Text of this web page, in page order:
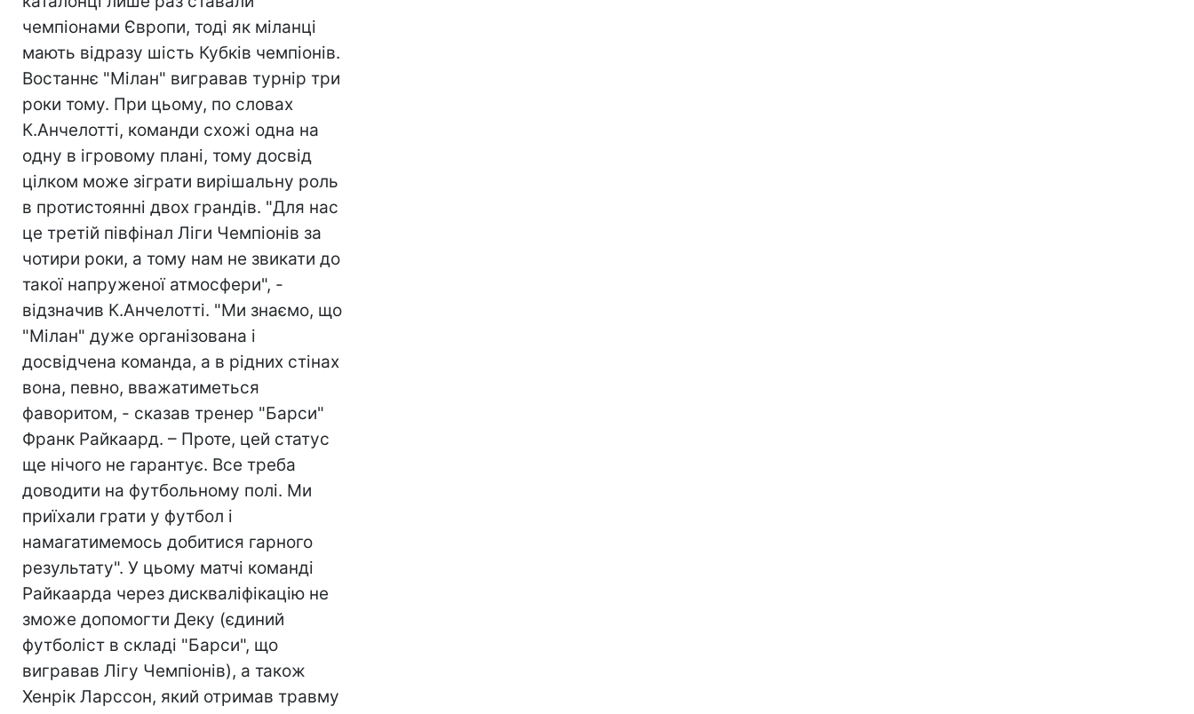
чемпіонами Європи, тоді як міланці
мають відразу шість Кубків чемпіонів.
Востаннє "Мілан" вигравав турнір три
роки тому. При цьому, по словах
К.Анчелотті, команди схожі одна на
одну в ігровому плані, тому досвід
цілком може зіграти вирішальну роль
в протистоянні двох грандів. "Для нас
це третій півфінал Ліги Чемпіонів за
чотири роки, а тому нам не звикати до
такої напруженої атмосфери", -
відзначив К.Анчелотті. "Ми знаємо, що
"Мілан" дуже організована і
досвідчена команда, а в рідних стінах
вона, певно, вважатиметься
фаворитом, - сказав тренер "Барси"
Франк Райкаард. – Проте, цей статус
ще нічого не гарантує. Все треба
доводити на футбольному полі. Ми
приїхали грати у футбол і
намагатимемось добитися гарного
результату". У цьому матчі команді
Райкаарда через дискваліфікацію не
зможе допомогти Деку (єдиний
футболіст в складі "Барси", що
вигравав Лігу Чемпіонів), а також
Хенрік Ларссон, який отримав травму